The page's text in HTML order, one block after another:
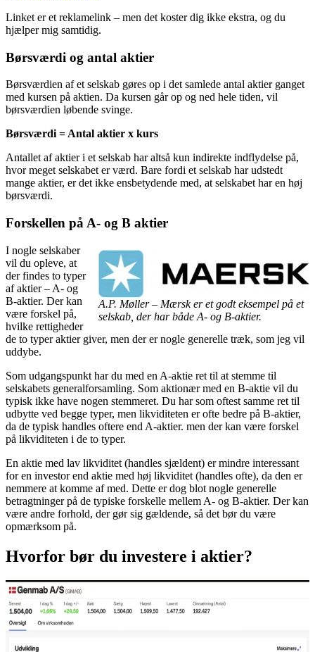
Linket er et reklamelink – men det koster dig ikke ekstra, og du
hjælper mig samtidig.
Børsværdi og antal aktier
Børsværdien af et selskab gøres op i det samlede antal aktier ganget
med kursen på aktien. Da kursen går op og ned hele tiden, vil
børsværdien løbende svinge.
Børsværdi = Antal aktier x kurs
Antallet af aktier i et selskab har altså kun indirekte indflydelse på,
hvor meget selskabet er værd. Bare fordi et selskab har udstedt
mange aktier, er det ikke ensbetydende med, at selskabet har en høj
børsværdi.
Forskellen på A- og B aktier
A.P. Møller – Mærsk er et godt eksempel på et
selskab, der har både A- og B-aktier.
I nogle selskaber
vil du opleve, at
der findes to typer
af aktier – A- og
B-aktier. Der kan
være forskel på,
hvilke rettigheder
de to typer aktier giver, men der er nogle generelle træk, som jeg vil
uddybe.
Som udgangspunkt har du med en A-aktie ret til at stemme til
selskabets generalforsamling. Som aktionær med en B-aktie vil du
typisk ikke have nogen stemmeret. Du har som oftest samme ret til
udbytte ved begge typer, men likviditeten er ofte bedre på B-aktier,
da de typisk handles oftere end A-aktier. men der kan være forskel
på likviditeten i de to typer.
En aktie med lav likviditet (handles sjældent) er mindre interessant
for en investor end aktie med høj likviditet (handles ofte), da den er
nemmere at komme af med. Dette er dog blot nogle generelle
betragtninger på de typiske forskelle mellem A- og B-aktier. Der kan
være andre forhold, der gør sig gældende, så det bør du være
opmærksom på.
Hvorfor bør du investere i aktier?